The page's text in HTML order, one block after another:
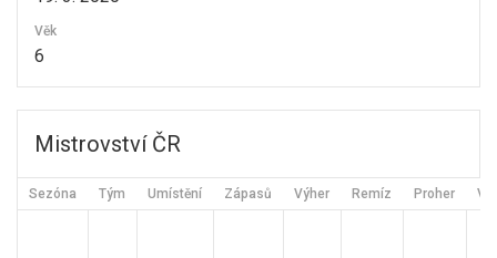
Věk
6
Mistrovství ČR
Sezóna Tým Umístění Zápasů Výher Remíz Proher